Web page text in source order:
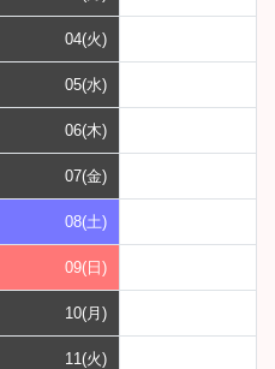
04(火)
05(水)
06(木)
07(金)
08(土)
09(日)
10(月)
11(火)